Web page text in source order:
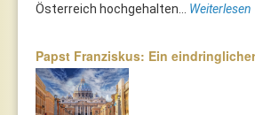
Österreich hochgehalten... Weiterlesen
Papst Franziskus: Ein